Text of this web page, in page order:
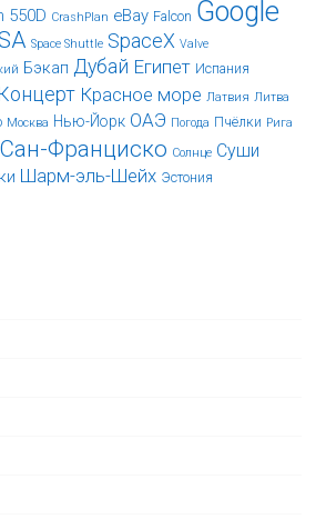
550D CrashPlan eBay Falcon Google
Space Shuttle SpaceX Valve
Бэкап Дубай Египет Испания
Красное море Латвия Литва
Москва Нью-Йорк ОАЭ Погода Пчёлки Рига
Сан-Франциско Солнце Суши
Шарм-эль-Шейх Эстония